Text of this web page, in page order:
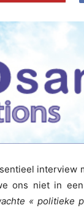
interview
ons niet in
« politieke